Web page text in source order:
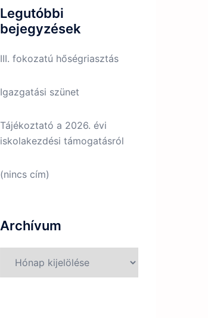
Legutóbbi
bejegyzések
III. fokozatú hőségriasztás
Igazgatási szünet
Tájékoztató a 2026. évi
iskolakezdési támogatásról
(nincs cím)
Archívum